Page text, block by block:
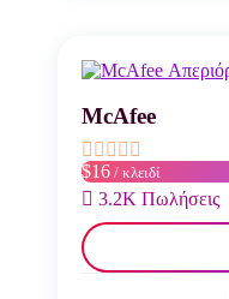
επιλογές
να
σελίδα
του
προϊόντος
McAfee
$16 / κλειδί
3.2K Πωλήσεις